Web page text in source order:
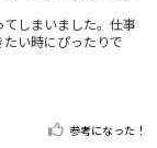
しまいました。仕事
い時にぴったりで
参考になった！